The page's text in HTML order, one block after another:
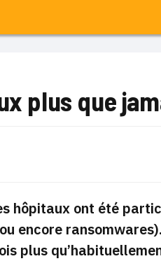
plus que
hôpitaux ont été
encore ransomwares).
plus